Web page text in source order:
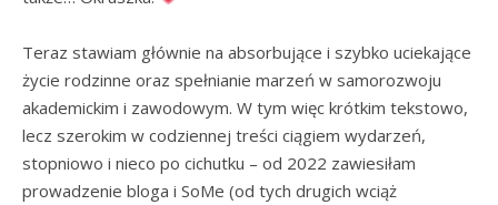
Teraz stawiam głównie na absorbujące i szybko uciekające
życie rodzinne oraz spełnianie marzeń w samorozwoju
akademickim i zawodowym. W tym więc krótkim tekstowo,
lecz szerokim w codziennej treści ciągiem wydarzeń,
stopniowo i nieco po cichutku – od 2022 zawiesiłam
prowadzenie bloga i SoMe (od tych drugich wciąż